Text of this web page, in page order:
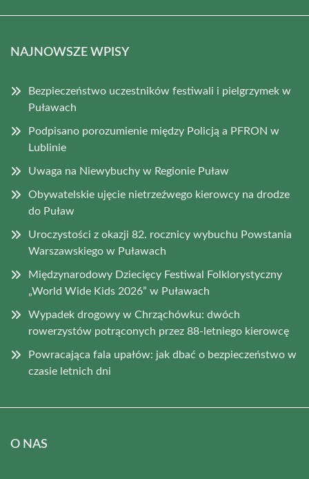
NAJNOWSZE WPISY
Bezpieczeństwo uczestników festiwali i pielgrzymek w
Puławach
Podpisano porozumienie między Policją a PFRON w
Lublinie
Uwaga na Niewybuchy w Regionie Puław
Obywatelskie ujęcie nietrzeźwego kierowcy na drodze
do Puław
Uroczystości z okazji 82. rocznicy wybuchu Powstania
Warszawskiego w Puławach
Międzynarodowy Dziecięcy Festiwal Folklorystyczny
„World Wide Kids 2026” w Puławach
Wypadek drogowy w Chrząchówku: dwóch
rowerzystów potrąconych przez 88-letniego kierowcę
Powracająca fala upałów: jak dbać o bezpieczeństwo w
czasie letnich dni
O NAS